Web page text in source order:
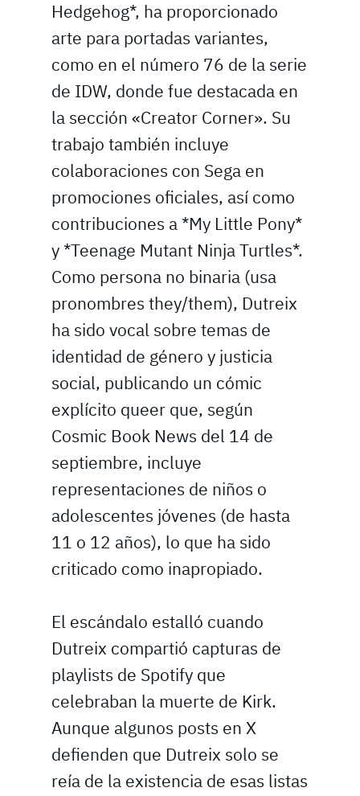
Hedgehog*, ha proporcionado
arte para portadas variantes,
como en el número 76 de la serie
de IDW, donde fue destacada en
la sección «Creator Corner». Su
trabajo también incluye
colaboraciones con Sega en
promociones oficiales, así como
contribuciones a *My Little Pony*
y *Teenage Mutant Ninja Turtles*.
Como persona no binaria (usa
pronombres they/them), Dutreix
ha sido vocal sobre temas de
identidad de género y justicia
social, publicando un cómic
explícito queer que, según
Cosmic Book News del 14 de
septiembre, incluye
representaciones de niños o
adolescentes jóvenes (de hasta
11 o 12 años), lo que ha sido
criticado como inapropiado.
El escándalo estalló cuando
Dutreix compartió capturas de
playlists de Spotify que
celebraban la muerte de Kirk.
Aunque algunos posts en X
defienden que Dutreix solo se
reía de la existencia de esas listas